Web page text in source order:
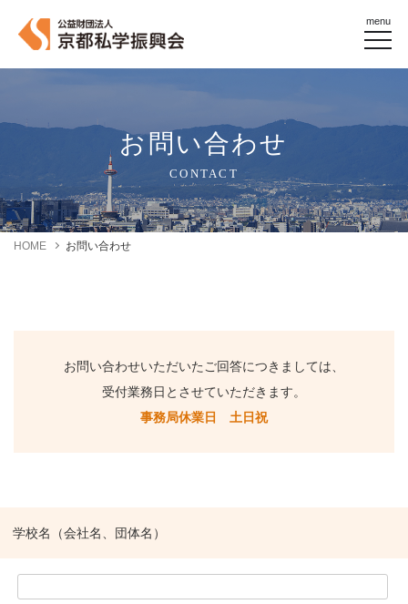
menu
お問い合わせ
CONTACT
HOME お問い合わせ
お問い合わせいただいたご回答につきましては、
受付業務日とさせていただきます。
事務局休業日 土日祝
学校名（会社名、団体名）